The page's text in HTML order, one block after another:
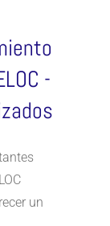
-
un